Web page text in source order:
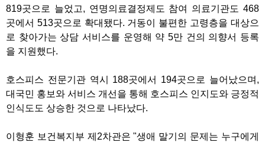
819곳으로 늘었고, 연명의료결정제도 참여 의료기관도 468
곳에서 513곳으로 확대됐다. 거동이 불편한 고령층을 대상으
로 찾아가는 상담 서비스를 운영해 약 5만 건의 의향서 등록
을 지원했다.
호스피스 전문기관 역시 188곳에서 194곳으로 늘어났으며,
대국민 홍보와 서비스 개선을 통해 호스피스 인지도와 긍정적
인식도도 상승한 것으로 나타났다.
이형훈 보건복지부 제2차관은 "생애 말기의 문제는 누구에게